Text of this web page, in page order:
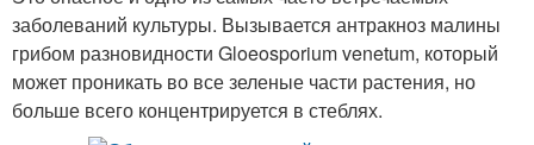
заболеваний культуры. Вызывается антракноз малины
грибом разновидности Gloeosporium venetum, который
может проникать во все зеленые части растения, но
больше всего концентрируется в стеблях.